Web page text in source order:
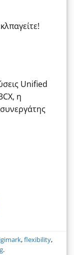
Unified
η
,flexibility,
.